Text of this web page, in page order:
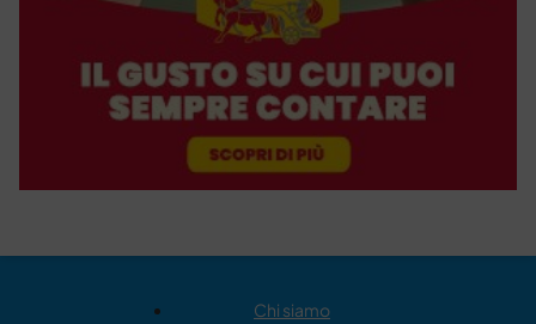
Chi siamo